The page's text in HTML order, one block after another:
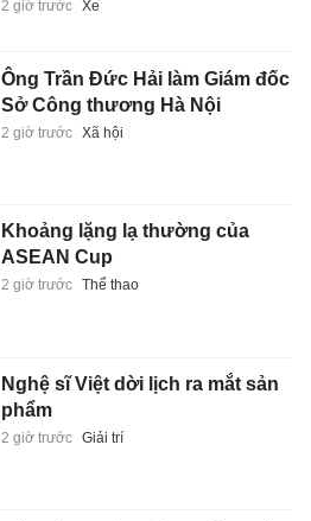
2 giờ trước Xe
Ông Trần Đức Hải làm Giám đốc
Sở Công thương Hà Nội
2 giờ trước Xã hội
Khoảng lặng lạ thường của
ASEAN Cup
2 giờ trước Thể thao
Nghệ sĩ Việt dời lịch ra mắt sản
phẩm
2 giờ trước Giải trí